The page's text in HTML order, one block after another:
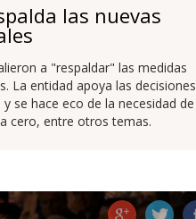
las nuevas
a "respaldar" las medidas
La entidad apoya las decisiones
se hace eco de la necesidad de
cero, entre otros temas.